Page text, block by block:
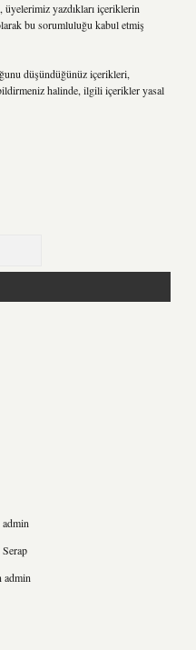
yazdıkları içeriklerin
bu sorumluluğu kabul etmiş
düşündüğünüz içerikleri,
halinde, ilgili içerikler yasal
admin
Serap
admin